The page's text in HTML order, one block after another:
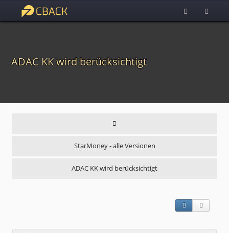
ADAC KK wird berücksichtigt
StarMoney - alle Versionen
ADAC KK wird berücksichtigt